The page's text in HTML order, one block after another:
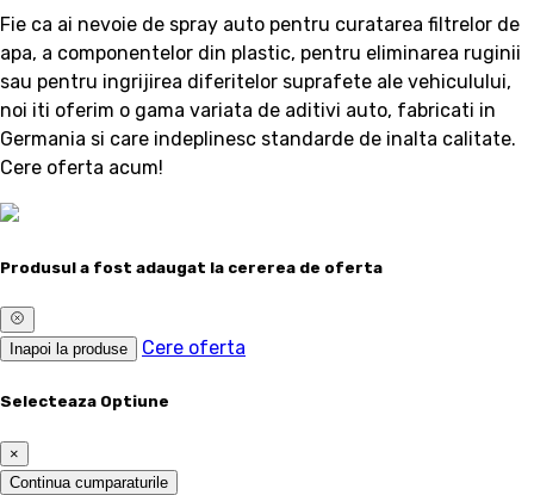
Fie ca ai nevoie de spray auto pentru curatarea filtrelor de
apa, a componentelor din plastic, pentru eliminarea ruginii
sau pentru ingrijirea diferitelor suprafete ale vehiculului,
noi iti oferim o gama variata de aditivi auto, fabricati in
Germania si care indeplinesc standarde de inalta calitate.
Cere oferta acum!
Produsul a fost adaugat la cererea de oferta
Inapoi la produse Cere oferta
Selecteaza Optiune
×
Continua cumparaturile